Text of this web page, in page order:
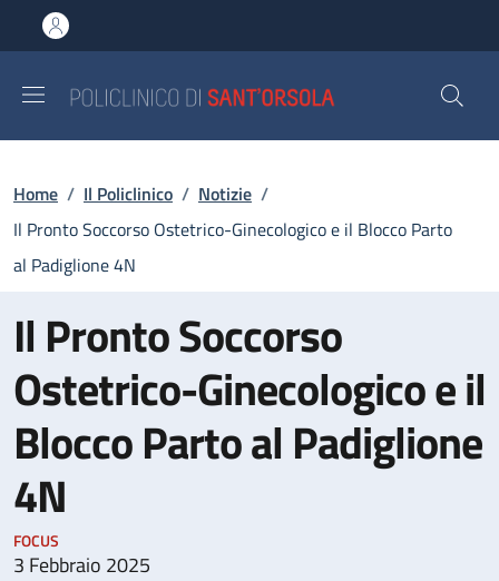
al contenuto principale
to footer content
Briciole di pane
Home / Il Policlinico / Notizie /
Il Pronto Soccorso Ostetrico-Ginecologico e il Blocco Parto
al Padiglione 4N
Il Pronto Soccorso
Ostetrico-Ginecologico e il
Blocco Parto al Padiglione
4N
FOCUS
3 Febbraio 2025